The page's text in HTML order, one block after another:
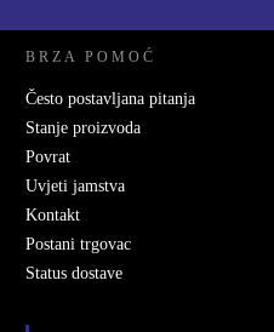
BRZA POMOĆ
Često postavljana pitanja
Stanje proizvoda
Povrat
Uvjeti jamstva
Kontakt
Postani trgovac
Status dostave